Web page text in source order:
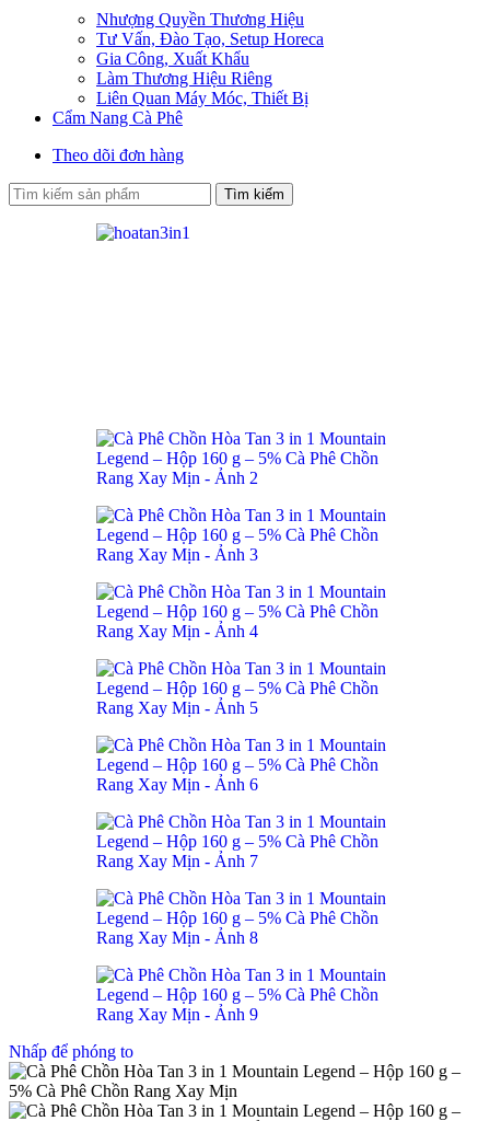
Nhượng Quyền Thương Hiệu
Tư Vấn, Đào Tạo, Setup Horeca
Gia Công, Xuất Khẩu
Làm Thương Hiệu Riêng
Liên Quan Máy Móc, Thiết Bị
Cẩm Nang Cà Phê
Theo dõi đơn hàng
Tìm kiếm
Nhấp để phóng to